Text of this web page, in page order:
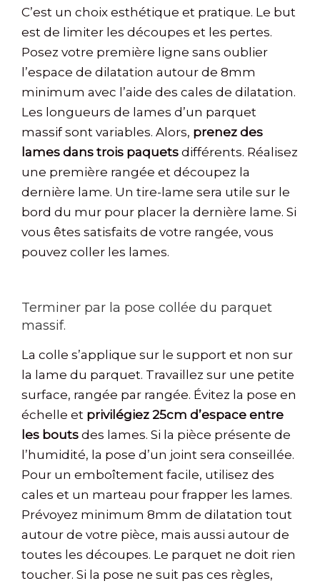
C’est un choix esthétique et pratique. Le but
est de limiter les découpes et les pertes.
Posez votre première ligne sans oublier
l’espace de dilatation autour de 8mm
minimum avec l’aide des cales de dilatation.
Les longueurs de lames d’un parquet
massif sont variables. Alors, prenez des
lames dans trois paquets différents. Réalisez
une première rangée et découpez la
dernière lame. Un tire-lame sera utile sur le
bord du mur pour placer la dernière lame. Si
vous êtes satisfaits de votre rangée, vous
pouvez coller les lames.
Terminer par la pose collée du parquet
massif.
La colle s’applique sur le support et non sur
la lame du parquet. Travaillez sur une petite
surface, rangée par rangée. Évitez la pose en
échelle et privilégiez 25cm d’espace entre
les bouts des lames. Si la pièce présente de
l’humidité, la pose d’un joint sera conseillée.
Pour un emboîtement facile, utilisez des
cales et un marteau pour frapper les lames.
Prévoyez minimum 8mm de dilatation tout
autour de votre pièce, mais aussi autour de
toutes les découpes. Le parquet ne doit rien
toucher. Si la pose ne suit pas ces règles,